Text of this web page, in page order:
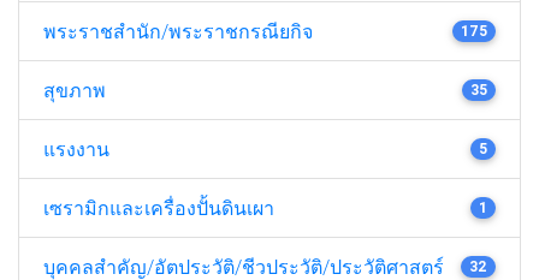
พระราชสำนัก/พระราชกรณียกิจ 175
สุขภาพ 35
แรงงาน 5
เซรามิกและเครื่องปั้นดินเผา 1
บุคคลสำคัญ/อัตประวัติ/ชีวประวัติ/ประวัติศาสตร์ 32